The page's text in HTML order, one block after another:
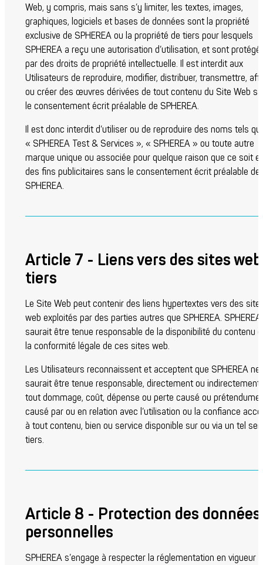
Web, y compris, mais sans s’y limiter, les textes, images,
graphiques, logiciels et bases de données sont la propriété
exclusive de SPHEREA ou la propriété de tiers pour lesquels
SPHEREA a reçu une autorisation d’utilisation, et sont
par des droits de propriété intellectuelle. Il est interdit aux
Utilisateurs de reproduire, modifier, distribuer, transmettre,
ou créer des œuvres dérivées de tout contenu du Site Web
le consentement écrit préalable de SPHEREA.
Il est donc interdit d’utiliser ou de reproduire des noms tels
« SPHEREA Test & Services », « SPHEREA » ou toute autre
marque unique ou associée pour quelque raison que ce soit
des fins publicitaires sans le consentement écrit préalable de
SPHEREA.
Article 7 - Liens vers des sites web
tiers
Le Site Web peut contenir des liens hypertextes vers des
web exploités par des parties autres que SPHEREA.
saurait être tenue responsable de la disponibilité du contenu
la conformité légale de ces sites web.
Les Utilisateurs reconnaissent et acceptent que SPHEREA ne
saurait être tenue responsable, directement ou
tout dommage, coût, dépense ou perte causé ou
causé par ou en relation avec l’utilisation ou la confiance
à tout contenu, bien ou service disponible sur ou via un tel
tiers.
Article 8 - Protection des données
personnelles
SPHEREA s’engage à respecter la réglementation en vigueur